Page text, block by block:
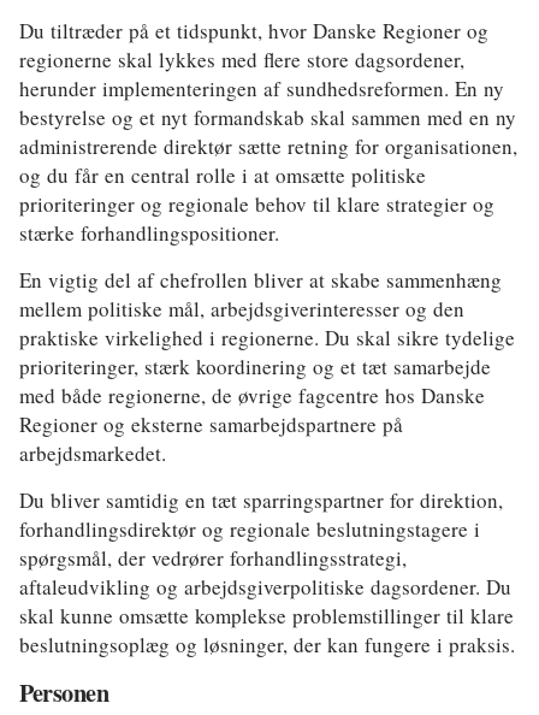
Kommunal
Kultur
Maritim
Social
Sundhed
Transport
Uddannelse
Udvikling
Ældre
Du tiltræder på et tidspunkt, hvor Danske Regioner og
regionerne skal lykkes med flere store dagsordener,
herunder implementeringen af sundhedsreformen. En ny
bestyrelse og et nyt formandskab skal sammen med en ny
administrerende direktør sætte retning for organisationen,
og du får en central rolle i at omsætte politiske
prioriteringer og regionale behov til klare strategier og
stærke forhandlingspositioner.
En vigtig del af chefrollen bliver at skabe sammenhæng
mellem politiske mål, arbejdsgiverinteresser og den
praktiske virkelighed i regionerne. Du skal sikre tydelige
prioriteringer, stærk koordinering og et tæt samarbejde
med både regionerne, de øvrige fagcentre hos Danske
Regioner og eksterne samarbejdspartnere på
arbejdsmarkedet.
Du bliver samtidig en tæt sparringspartner for direktion,
forhandlingsdirektør og regionale beslutningstagere i
spørgsmål, der vedrører forhandlingsstrategi,
aftaleudvikling og arbejdsgiverpolitiske dagsordener. Du
skal kunne omsætte komplekse problemstillinger til klare
beslutningsoplæg og løsninger, der kan fungere i praksis.
Personen